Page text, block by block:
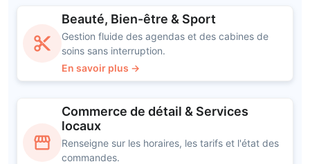
content_cut
Beauté, Bien-être & Sport
Gestion fluide des agendas et des cabines de
soins sans interruption.
En savoir plus →
storefront
Commerce de détail & Services
locaux
Renseigne sur les horaires, les tarifs et l'état des
commandes.